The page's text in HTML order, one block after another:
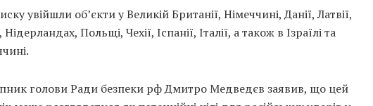
увійшли об’єкти у Великій Британії, Німеччині, Данії, Латвії,
Нідерландах, Польщі, Чехії, Іспанії, Італії, а також в Ізраїлі та
голови Ради безпеки рф Дмитро Медведєв заявив, що цей